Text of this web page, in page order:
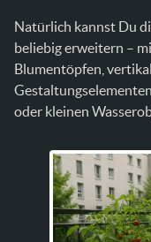
Natürlich kannst Du
beliebig erweitern –
Blumentöpfen,
oder kleinen